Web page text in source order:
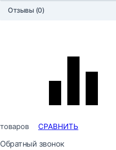
Отзывы (0)
товаров
СРАВНИТЬ
Обратный звонок